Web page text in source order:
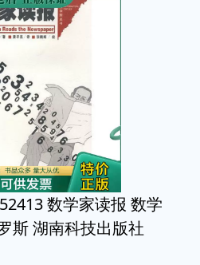
数学家读报 数学
斯 湖南科技出版社